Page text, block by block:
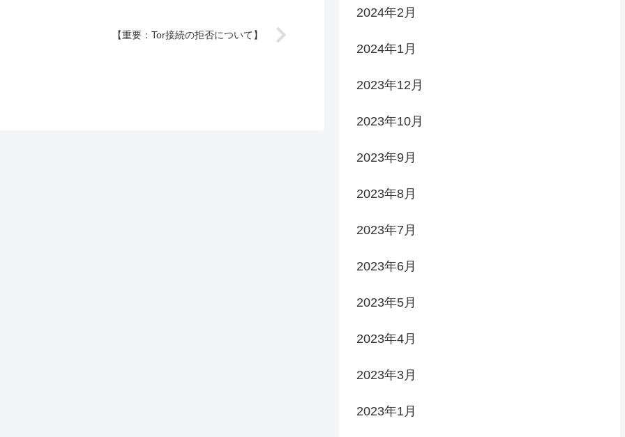
【重要：Tor接続の拒否について】
2024年2月
2024年1月
2023年12月
2023年10月
2023年9月
2023年8月
2023年7月
2023年6月
2023年5月
2023年4月
2023年3月
2023年1月